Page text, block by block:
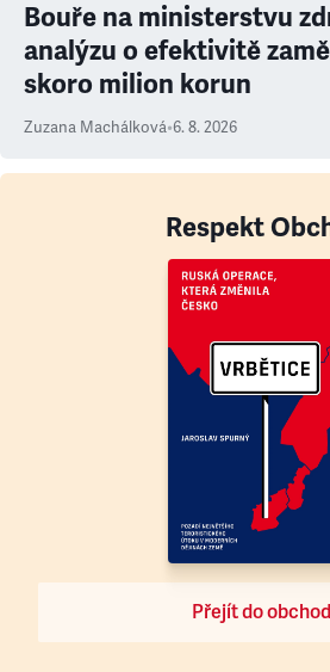
Bouře na ministerstvu
analýzu o efektivitě
skoro milion korun
Zuzana Machálková•6. 8. 2026
Respekt
Přejít do